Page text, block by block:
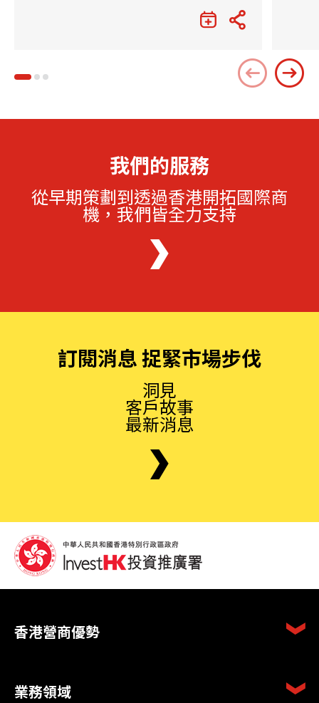
我們的服務
從早期策劃到透過香港開拓國際商
機，我們皆全力支持
訂閱消息 捉緊市場步伐
洞見
客戶故事
最新消息
香港營商優勢
業務領域